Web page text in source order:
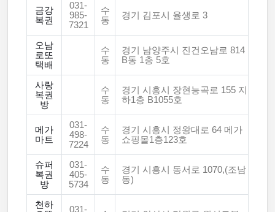
금강
복권
031-
985-
7321
수
동
경기 김포시 율생로 3
오남
로또
택배
수
동
경기 남양주시 진건오남로 814
B동 1층 5호
사랑
복권
방
수
동
경기 시흥시 장현능곡로 155 지
하1층 B1055호
메가
마트
031-
498-
7224
수
동
경기 시흥시 정왕대로 64 메가
쇼핑몰1층123호
슈퍼
복권
방
031-
405-
5734
수
동
경기 시흥시 동서로 1070,(조남
동)
천하
031-